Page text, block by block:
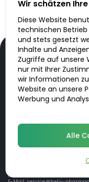
Sky Marketing Ltd. Office 219,
Heerlen, Niederlande, mit der
Wir schätzen
Diese Website
technischen
und stets gesetzt
Inhalte und
Zugriffe auf unsere
nur mit Ihrer
wir Informationen
Website an unsere
Werbung und
Alle